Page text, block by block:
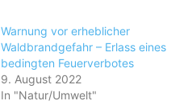
Warnung vor erheblicher
Waldbrandgefahr – Erlass eines
bedingten Feuerverbotes
9. August 2022
In "Natur/Umwelt"